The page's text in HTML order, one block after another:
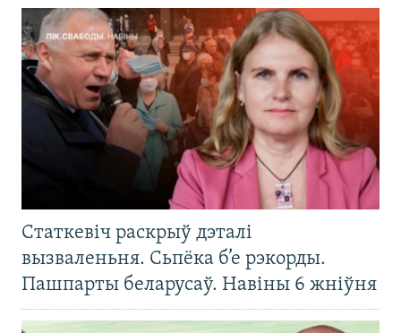
Статкевіч раскрыў дэталі
вызваленьня. Сьпёка б’е рэкорды.
Пашпарты беларусаў. Навіны 6 жніўня